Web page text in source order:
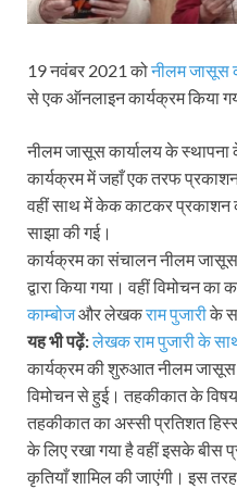
19 नवंबर 2021 कोनीलम जासूस
से एक ऑनलाइन कार्यक्रम किया
नीलम जासूस कार्यालय के स्थापना
कार्यक्रम में जहाँ एक तरफ प्रकाशन
वहीं साथ में केक काटकर प्रकाशन
साझा की गई।
कार्यक्रम का संचालन नीलम
द्वारा किया गया। वहीं विमोचन
काम्बोजऔर लेखकराम पुजारीके
यह भी पढ़ें:लेखक राम पुजारी के
कार्यक्रम की शुरुआत नीलम जासूस
विमोचन से हुई। तहकीकात के
तहकीकात का अस्सी प्रतिशत
के लिए रखा गया है वहीं इसके बीस
कृतियाँ शामिल की जाएंगी। इस